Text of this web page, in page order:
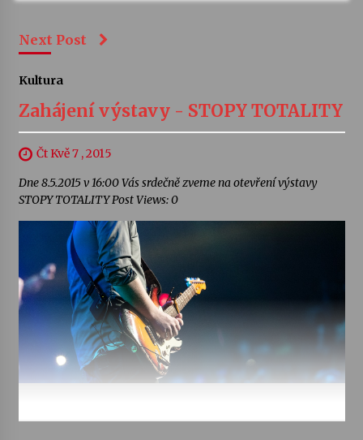
Next Post
Kultura
Zahájení výstavy - STOPY TOTALITY
Čt Kvě 7 , 2015
Dne 8.5.2015 v 16:00 Vás srdečně zveme na otevření výstavy
STOPY TOTALITY Post Views: 0